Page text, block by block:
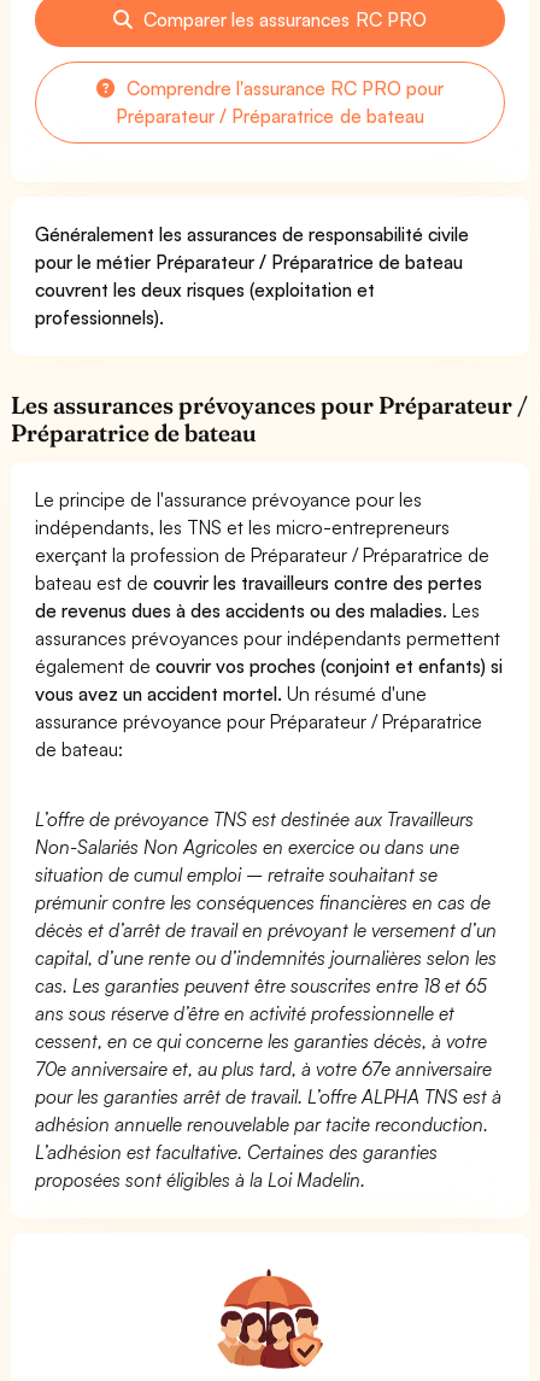
Comparer les assurances RC PRO
Comprendre l'assurance RC PRO pour
Préparateur / Préparatrice de bateau
Généralement les assurances de responsabilité civile
pour le métier Préparateur / Préparatrice de bateau
couvrent les deux risques (exploitation et
professionnels).
Les assurances prévoyances pour Préparateur /
Préparatrice de bateau
Le principe de l'assurance prévoyance pour les
indépendants, les TNS et les micro-entrepreneurs
exerçant la profession de Préparateur / Préparatrice de
bateau est decouvrir les travailleurs contre des pertes
de revenus dues à des accidents ou des maladies. Les
assurances prévoyances pour indépendants permettent
également decouvrir vos proches (conjoint et enfants) si
vous avez un accident mortel. Un résumé d'une
assurance prévoyance pour Préparateur / Préparatrice
de bateau:
L’offre de prévoyance TNS est destinée aux Travailleurs
Non-Salariés Non Agricoles en exercice ou dans une
situation de cumul emploi – retraite souhaitant se
prémunir contre les conséquences financières en cas de
décès et d’arrêt de travail en prévoyant le versement d’un
capital, d’une rente ou d’indemnités journalières selon les
cas. Les garanties peuvent être souscrites entre 18 et 65
ans sous réserve d’être en activité professionnelle et
cessent, en ce qui concerne les garanties décès, à votre
70e anniversaire et, au plus tard, à votre 67e anniversaire
pour les garanties arrêt de travail. L’offre ALPHA TNS est à
adhésion annuelle renouvelable par tacite reconduction.
L’adhésion est facultative. Certaines des garanties
proposées sont éligibles à la Loi Madelin.